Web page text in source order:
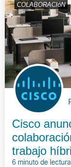
COLABORACIóN
Cisco
trabajo
6 minuto de lectura